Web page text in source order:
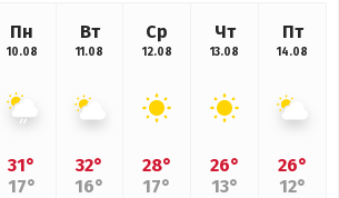
Пн
10.08
31°
17°
Вт
11.08
32°
16°
Ср
12.08
28°
17°
Чт
13.08
26°
13°
Пт
14.08
26°
12°